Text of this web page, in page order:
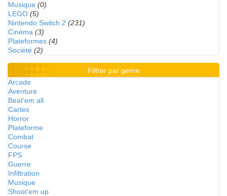
Musique (0)
LEGO (5)
Nintendo Switch 2 (231)
Cinéma (3)
Plateformes (4)
Société (2)
Filtrer par genre
Arcade
Aventure
Beat'em all
Cartes
Horror
Plateforme
Combat
Course
FPS
Guerre
Infiltration
Musique
Shoot'em up